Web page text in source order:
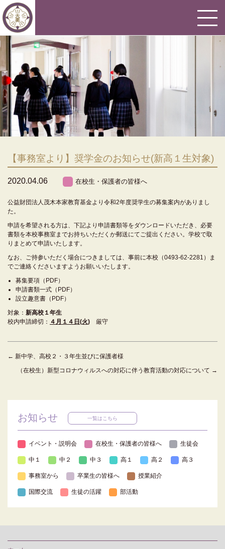
【事務室より】奨学金のお知らせ(新高１生対象)
2020.04.06 在校生・保護者の皆様へ
公益財団法人茂木本家教育基金より令和2年度奨学生の募集案内がありまし
た。
申請を希望される方は、下記より申請書類等をダウンロードいただき、必要
書類を本校事務室までお持ちいただくか郵送にてご提出ください。学校で取
りまとめて申請いたします。
なお、ご持参いただく場合につきましては、事前に本校（0493-62-2281）ま
でご連絡くださいますようお願いいたします。
募集要項（PDF）
申請書類一式（PDF）
設立趣意書（PDF）
対象： 新高校１年生
校内申請締切： ４月１４日(火) 厳守
← 新中学、高校２・３年生並びに保護者様
（在校生）新型コロナウィルスへの対応に伴う教育活動の対応について →
お知らせ 一覧はこちら
イベント・説明会 在校生・保護者の皆様へ 生徒会
中１ 中２ 中３ 高１ 高２ 高３
事務室から 卒業生の皆様へ 授業紹介
国際交流 生徒の活躍 部活動